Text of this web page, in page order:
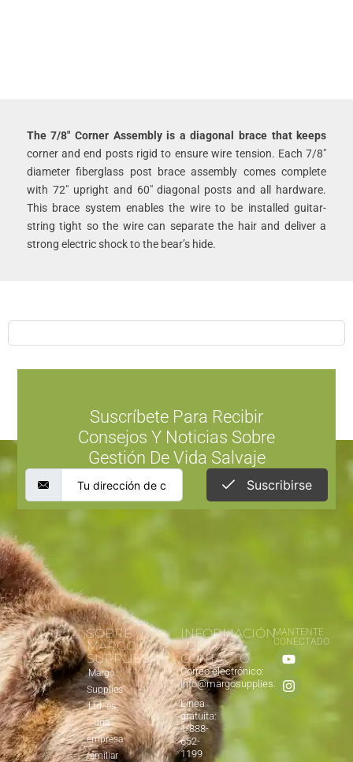
The 7/8″ Corner Assembly is a diagonal brace that keeps
corner and end posts rigid to ensure wire tension. Each 7/8″
diameter fiberglass post brace assembly comes complete
with 72″ upright and 60″ diagonal posts and all hardware.
This brace system enables the wire to be installed guitar-
string tight so the wire can separate the hair and deliver a
strong electric shock to the bear’s hide.
Suscríbete Para Recibir
Consejos Y Noticias Sobre
Gestión De Vida Salvaje
Suscribirse
SOBRE
MARGO
SUPPLIES
Margo
Supplies
Ltd. es
una
empresa
familiar
INFORMACIÓN
DE
CONTACTO
Correo electrónico:
info@margosupplies.com
Línea
gratuita:
1-888-
652-
1199
MANTENTE
CONECTADO